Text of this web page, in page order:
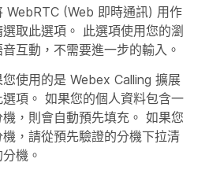
WebRTC (Web 即時通訊) 用作
取此選項。 此選項使用您的瀏
互動，不需要進一步的輸入。
使用的是 Webex Calling 擴展
項。 如果您的個人資料包含一
，則會自動預先填充。 如果您
，請從預先驗證的分機下拉清
機。